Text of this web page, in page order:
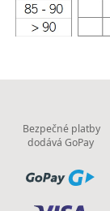
Bezpečné platby
dodává GoPay